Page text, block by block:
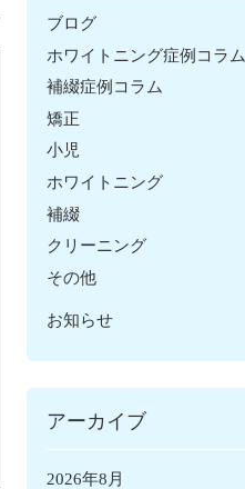
ブログ
ホワイトニング症例コラム
補綴症例コラム
矯正
小児
ホワイトニング
補綴
クリーニング
その他
お知らせ
アーカイブ
2026年8月